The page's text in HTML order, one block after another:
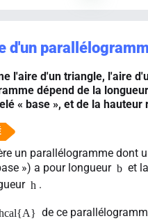
d'un
l'aire d'un triangle, l'aire
dépend de la
« base », et de la hauteur
un parallélogramme dont
») a pour longueur b et
h .
de ce